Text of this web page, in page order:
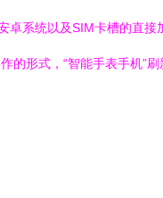
卓系统以及SIM卡槽的直
形式，“智能手表手机”刷